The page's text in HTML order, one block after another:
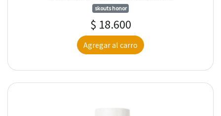
skouts honor
$ 18.600
Agregar al carro